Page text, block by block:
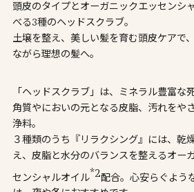
追
加
し
て
ま
す
頭皮のタイプとオーガニックエッセンシ
べる3種のヘッドスクラブ。
土壌を整え、美しい髪を育む頭皮ケアで
ながら理想の髪へ。
「ヘッドスクラブ」は、ミネラル豊富な
角質やにおいの元となる皮脂、汚れをや
浄料。
３種類のうち『リラクシング』には、乾
え、皮脂と水分のバランスを整えるオー
センシャルオイル*2配合。心安らぐよう